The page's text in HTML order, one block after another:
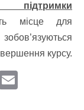
підтримки
місце для
курсу.